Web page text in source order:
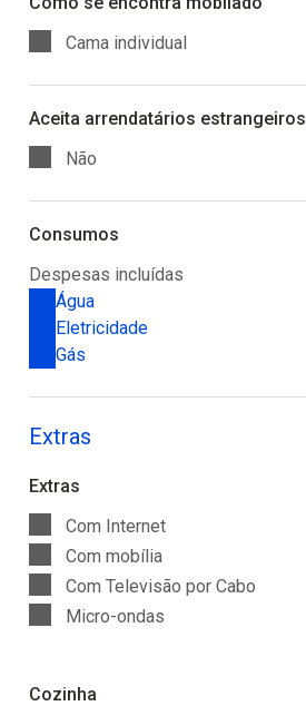
Cama individual
Aceita arrendatários estrangeiros
Não
Consumos
Despesas incluídas
Água
Eletricidade
Gás
Extras
Extras
Com Internet
Com mobília
Com Televisão por Cabo
Micro-ondas
Cozinha